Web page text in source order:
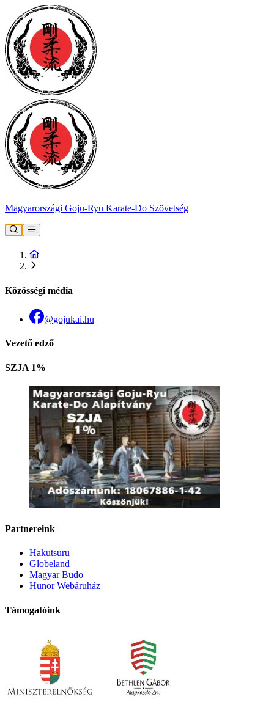
Magyarországi Goju-Ryu Karate-Do Szövetség
Közösségi média
@gojukai.hu
Vezető edző
SZJA 1%
Partnereink
Hakutsuru
Globeland
Magyar Budo
Hunor Webáruház
Támogatóink